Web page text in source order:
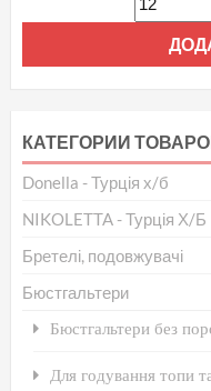
КАТЕГОРИИ
Donella - Турція х/б
NIKOLETTA - Турція Х/Б
Бретелі, подовжувачі
Бюстгальтери
Бюстгальтери без
Для годування топи